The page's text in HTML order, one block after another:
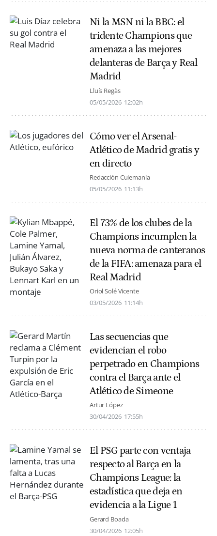
Ni la MSN ni la BBC: el
tridente Champions que
amenaza a las mejores
delanteras de Barça y Real
Madrid
Lluís Regàs
05/05/2026 12:02h
Cómo ver el Arsenal-
Atlético de Madrid gratis y
en directo
Redacción Culemanía
05/05/2026 11:13h
El 73% de los clubes de la
Champions incumplen la
nueva norma de canteranos
de la FIFA: amenaza para el
Real Madrid
Oriol Solé Vicente
03/05/2026 11:14h
Las secuencias que
evidencian el robo
perpetrado en Champions
contra el Barça ante el
Atlético de Simeone
Artur López
30/04/2026 17:55h
El PSG parte con ventaja
respecto al Barça en la
Champions League: la
estadística que deja en
evidencia a la Ligue 1
Gerard Boada
30/04/2026 12:05h